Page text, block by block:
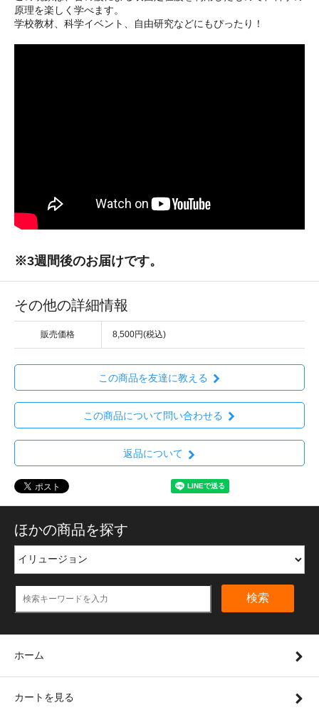
原理を楽しく学べます。
学校教材、科学イベント、自由研究などにもぴったり！
※3週間後のお届けです。
その他の詳細情報
販売価格 8,500円(税込)
この商品を友達に教える
この商品について問い合わせる
返品について
ほかの商品を探す
検索
ホーム
カートを見る